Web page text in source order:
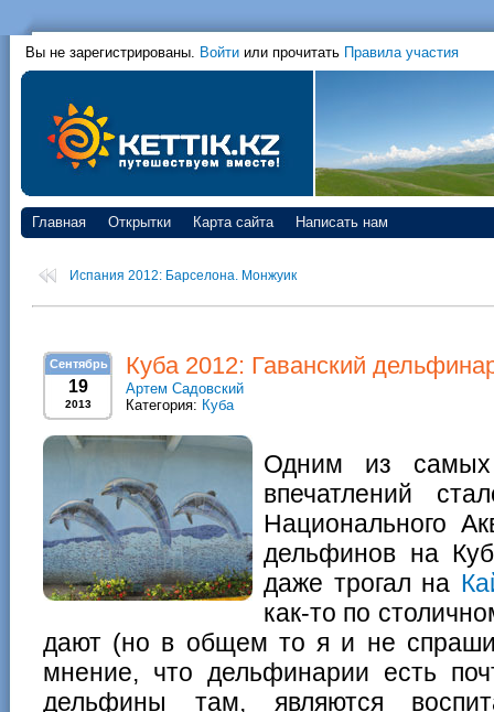
Вы не зарегистрированы. Войти или прочитать Правила участия
Главная Открытки Карта сайта Написать нам
Испания 2012: Барселона. Монжуик
Сентябрь
19
2013
Куба 2012: Гаванский
Артем Садовский
Категория: Куба
Одним из
впечатлений
Национального
дельфинов на
даже трогал на
как-то по
дают (но в общем то я и не
мнение, что дельфинарии есть
дельфины там, являются